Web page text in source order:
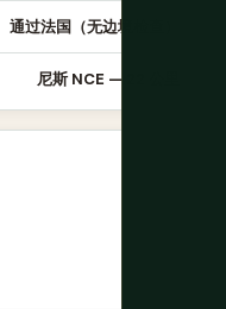
通过法国（无边境检查）
尼斯 NCE — 22 公里